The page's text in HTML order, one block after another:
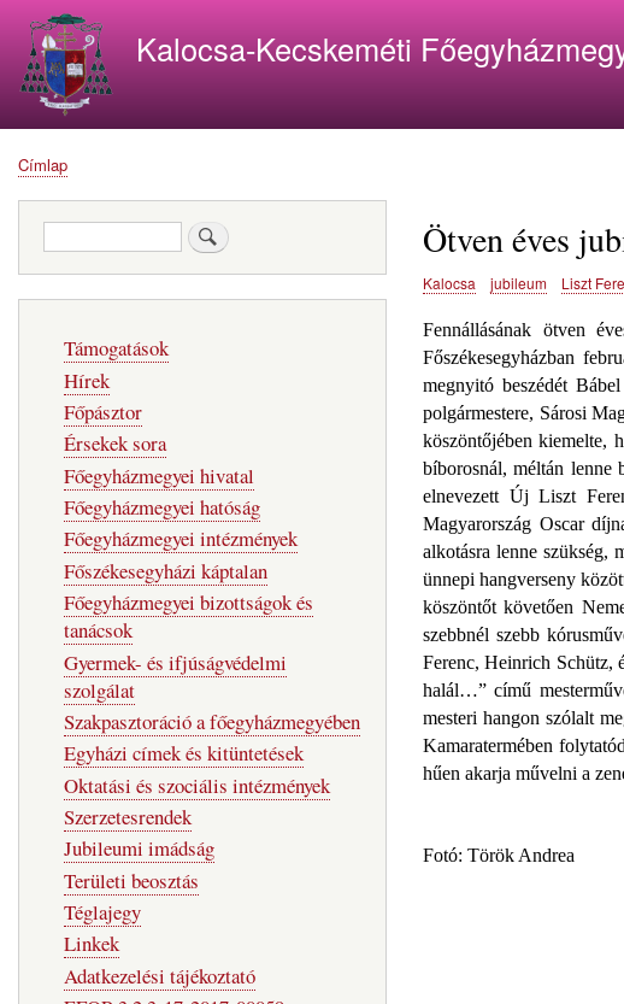
Kalocsa-Kecskeméti
Morzsa
Címlap
Ötven éves
Kalocsa jubileum Liszt
Fennállásának ötven
Főszékesegyházban
megnyitó beszédét
polgármestere, Sárosi
köszöntőjében kiemelte,
bíborosnál, méltán lenne
elnevezett Új Liszt
Magyarország Oscar
alkotásra lenne szükség,
ünnepi hangverseny
köszöntőt követően
szebbnél szebb
Ferenc, Heinrich Schütz,
halál…” című
mesteri hangon szólalt
Kamaratermében
hűen akarja művelni a
Fotó: Török Andrea
Keresés
navigáció
Támogatások
Hírek
Főpásztor
Érsekek sora
Főegyházmegyei hivatal
Főegyházmegyei hatóság
Főegyházmegyei intézmények
Főszékesegyházi káptalan
Főegyházmegyei bizottságok és
tanácsok
Gyermek- és ifjúságvédelmi
szolgálat
Szakpasztoráció a főegyházmegyében
Egyházi címek és kitüntetések
Oktatási és szociális intézmények
Szerzetesrendek
Jubileumi imádság
Területi beosztás
Téglajegy
Linkek
Adatkezelési tájékoztató